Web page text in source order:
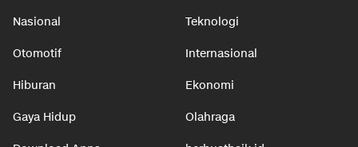
Nasional Teknologi
Otomotif Internasional
Hiburan Ekonomi
Gaya Hidup Olahraga